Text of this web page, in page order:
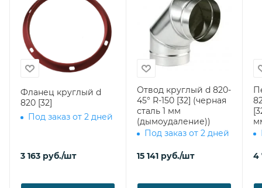
Фланец круглый d
820 [32]
Под заказ от 2 дней
3 163 руб./шт
Отвод круглый d 820-
45° R-150 [32] (черная
сталь 1 мм
(дымоудаление))
Под заказ от 2 дней
15 141 руб./шт 4